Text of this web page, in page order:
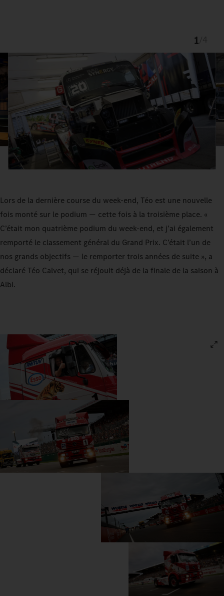
1
Lors de la dernière course du week-end, Téo est une nouvelle
fois monté sur le podium — cette fois à la troisième place. «
C’était mon quatrième podium du week-end, et j’ai également
remporté le classement général du Grand Prix. C’était l’un de
nos grands objectifs — le remporter trois années de suite », a
déclaré Téo Calvet, qui se réjouit déjà de la finale de la saison à
Albi.